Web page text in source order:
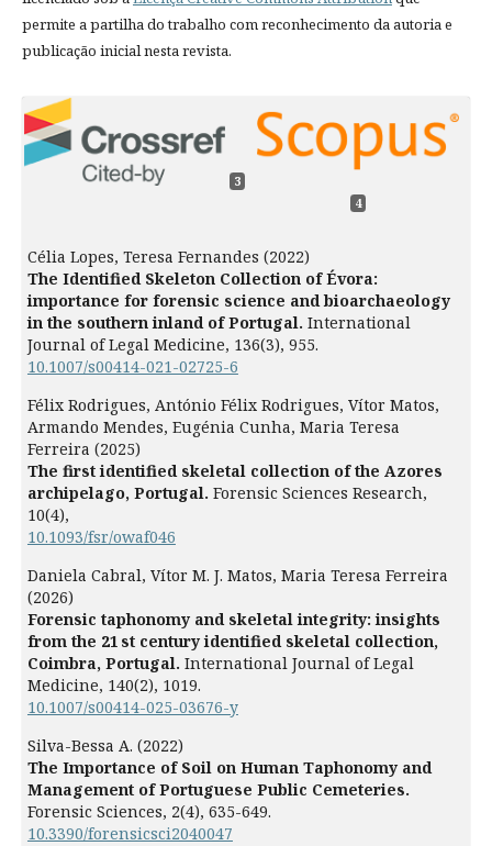
permite a partilha do trabalho com reconhecimento da autoria e
publicação inicial nesta revista.
3
4
Célia Lopes, Teresa Fernandes (2022)
The Identified Skeleton Collection of Évora:
importance for forensic science and bioarchaeology
in the southern inland of Portugal. International
Journal of Legal Medicine, 136(3), 955.
10.1007/s00414-021-02725-6
Félix Rodrigues, António Félix Rodrigues, Vítor Matos,
Armando Mendes, Eugénia Cunha, Maria Teresa
Ferreira (2025)
The first identified skeletal collection of the Azores
archipelago, Portugal. Forensic Sciences Research,
10(4),
10.1093/fsr/owaf046
Daniela Cabral, Vítor M. J. Matos, Maria Teresa Ferreira
(2026)
Forensic taphonomy and skeletal integrity: insights
from the 21 st century identified skeletal collection,
Coimbra, Portugal. International Journal of Legal
Medicine, 140(2), 1019.
10.1007/s00414-025-03676-y
Silva-Bessa A. (2022)
The Importance of Soil on Human Taphonomy and
Management of Portuguese Public Cemeteries.
Forensic Sciences, 2(4), 635-649.
10.3390/forensicsci2040047